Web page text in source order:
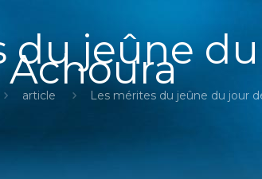
du jeûne
Achoura
article Les mérites du jeûne du jour